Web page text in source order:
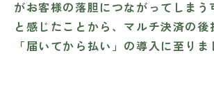
がお客様の落胆につながってしまう
と感じたことから、マルチ決済の後
「届いてから払い」の導入に至りま